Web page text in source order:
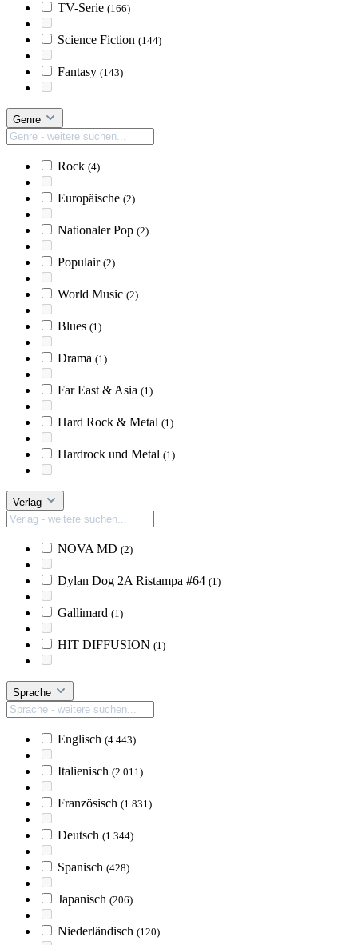
TV-Serie (166)
Science Fiction (144)
Fantasy (143)
Genre
Rock (4)
Europäische (2)
Nationaler Pop (2)
Populair (2)
World Music (2)
Blues (1)
Drama (1)
Far East & Asia (1)
Hard Rock & Metal (1)
Hardrock und Metal (1)
Verlag
NOVA MD (2)
Dylan Dog 2A Ristampa #64 (1)
Gallimard (1)
HIT DIFFUSION (1)
Sprache
Englisch (4.443)
Italienisch (2.011)
Französisch (1.831)
Deutsch (1.344)
Spanisch (428)
Japanisch (206)
Niederländisch (120)